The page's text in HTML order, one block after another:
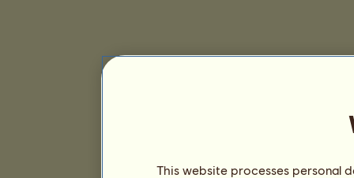
This website processes personal